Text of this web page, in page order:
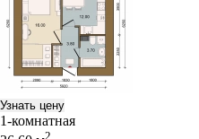
Узнать цену
1-комнатная
2